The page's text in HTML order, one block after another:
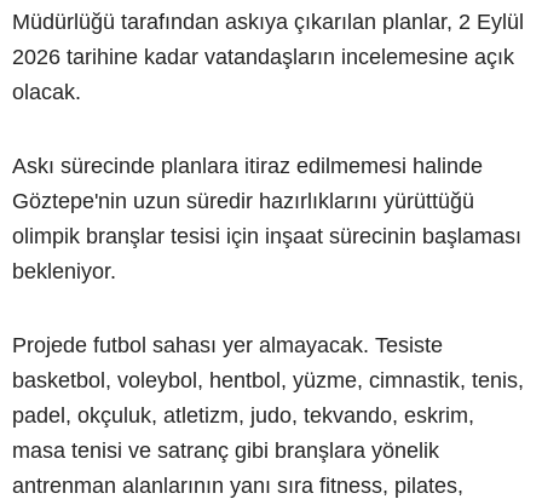
Müdürlüğü tarafından askıya çıkarılan planlar, 2 Eylül
2026 tarihine kadar vatandaşların incelemesine açık
olacak.
Askı sürecinde planlara itiraz edilmemesi halinde
Göztepe'nin uzun süredir hazırlıklarını yürüttüğü
olimpik branşlar tesisi için inşaat sürecinin başlaması
bekleniyor.
Projede futbol sahası yer almayacak. Tesiste
basketbol, voleybol, hentbol, yüzme, cimnastik, tenis,
padel, okçuluk, atletizm, judo, tekvando, eskrim,
masa tenisi ve satranç gibi branşlara yönelik
antrenman alanlarının yanı sıra fitness, pilates,